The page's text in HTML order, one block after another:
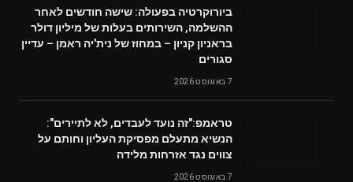
ביורוקרטיה בפעולה: שישה חודשים לאחר
ההשלמה, השירותים בעלות של מיליון דולר
בראניון קניון – במחוז של נית'יה ראמן – עדיין
סגורים
7 באוגוסט 2026
טראמפ:"זה נועד לעבדים, לא לתיירים":
הנשיא מתעלם מפסיקת העליון וחותם על
צווים נגד אזרחות מלידה
7 באוגוסט 2026